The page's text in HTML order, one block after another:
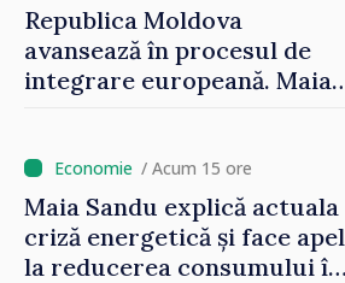
Republica Moldova
avansează în procesul de
integrare europeană. Maia
/ Acum 15 ore
Maia Sandu explică actuala
criză energetică și face apel
la reducerea consumului în